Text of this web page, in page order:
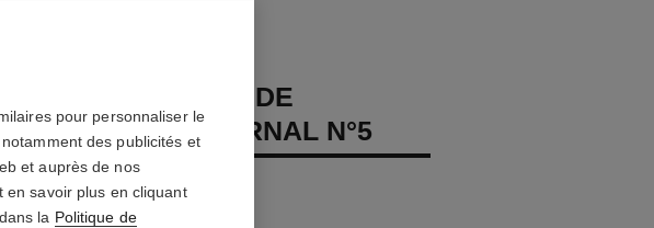
COLLIER LIGNE DE
DIAMANTS ETERNAL N°5
Or jaune 18 carats, diamants
En savoir plus
pour personnaliser le
des publicités et
et auprès de nos
en savoir plus en cliquant
la Politique de